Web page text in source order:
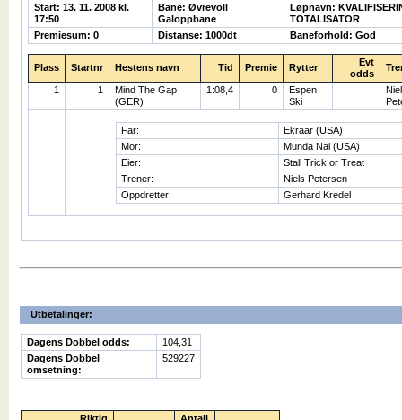
Start: 13. 11. 2008 kl.
17:50
Bane: Øvrevoll
Galoppbane
Løpnavn:
TOTALISATOR
Premiesum: 0
Distanse: 1000dt Baneforhold: God
Plass Startnr Hestens navn Tid Premie Rytter
Evt
odds
1 1
Mind The Gap
(GER)
1:08,4 0
Espen
Ski
Far:
Ekraar (USA)
Mor:
Munda Nai (USA)
Eier:
Stall Trick or Treat
Trener:
Niels Petersen
Oppdretter:
Gerhard Kredel
Utbetalinger:
Dagens Dobbel odds:
104,31
Dagens Dobbel
omsetning:
529227